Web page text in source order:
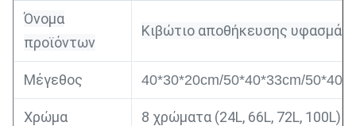
Όνομα
προϊόντων
Κιβώτιο αποθήκευσης
Μέγεθος 40*30*20cm/50*40*33cm/
Χρώμα 8 χρώματα (24L, 66L, 72L, 100L)